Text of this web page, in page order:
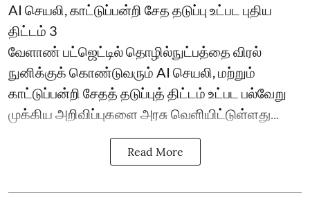
AI செயலி, காட்டுப்பன்றி சேத தடுப்பு உட்பட புதிய
திட்டம் 3
வேளாண் பட்ஜெட்டில் தொழில்நுட்பத்தை விரல்
நுனிக்குக் கொண்டுவரும் AI செயலி, மற்றும்
காட்டுப்பன்றி சேதத் தடுப்புத் திட்டம் உட்பட பல்வேறு
முக்கிய அறிவிப்புகளை அரசு வெளியிட்டுள்ளது...
Read More